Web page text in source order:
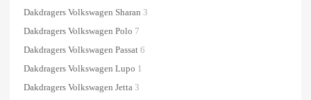
Dakdragers Volkswagen Sharan 3
Dakdragers Volkswagen Polo 7
Dakdragers Volkswagen Passat 6
Dakdragers Volkswagen Lupo 1
Dakdragers Volkswagen Jetta 3